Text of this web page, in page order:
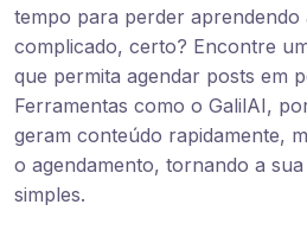
tempo para perder
complicado, certo? Encontre
que permita agendar posts em
Ferramentas como o GalilAI,
geram conteúdo rapidamente,
o agendamento, tornando a
simples.